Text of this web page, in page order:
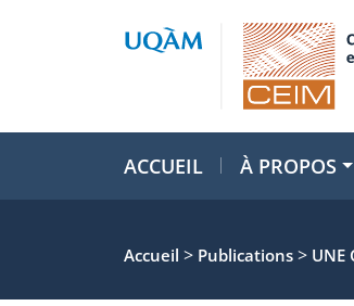
ACCUEIL À PROPOS
Accueil > Publications > UNE